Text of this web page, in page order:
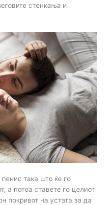
стенкања и
така што ќе го
а потоа ставете го целиот
покривот на устата за да